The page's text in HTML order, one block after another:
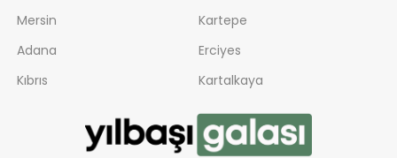
Mersin
Adana
Kıbrıs
Kartepe
Erciyes
Kartalkaya